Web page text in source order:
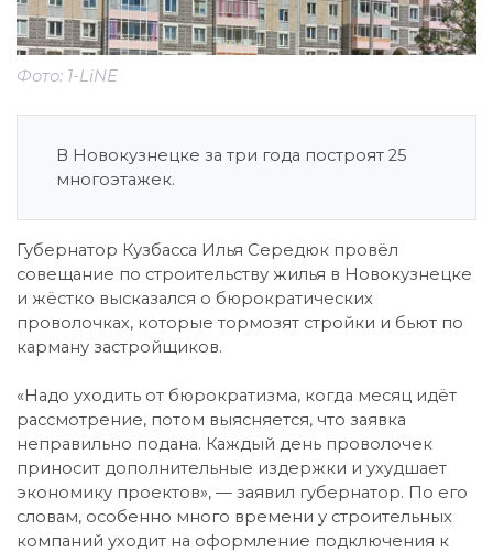
Фото: 1-LiNE
В Новокузнецке за три года построят 25
многоэтажек.
Губернатор Кузбасса Илья Середюк провёл
совещание по строительству жилья в Новокузнецке
и жёстко высказался о бюрократических
проволочках, которые тормозят стройки и бьют по
карману застройщиков.
«Надо уходить от бюрократизма, когда месяц идёт
рассмотрение, потом выясняется, что заявка
неправильно подана. Каждый день проволочек
приносит дополнительные издержки и ухудшает
экономику проектов», — заявил губернатор. По его
словам, особенно много времени у строительных
компаний уходит на оформление подключения к